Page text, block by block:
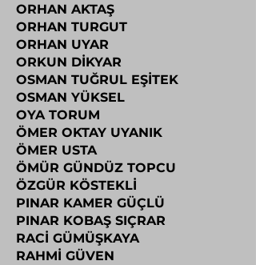
ORHAN AKTAŞ
ORHAN TURGUT
ORHAN UYAR
ORKUN DİKYAR
OSMAN TUĞRUL EŞİTEK
OSMAN YÜKSEL
OYA TORUM
ÖMER OKTAY UYANIK
ÖMER USTA
ÖMÜR GÜNDÜZ TOPCU
ÖZGÜR KÖSTEKLİ
PINAR KAMER GÜÇLÜ
PINAR KOBAŞ SIÇRAR
RACİ GÜMÜŞKAYA
RAHMİ GÜVEN